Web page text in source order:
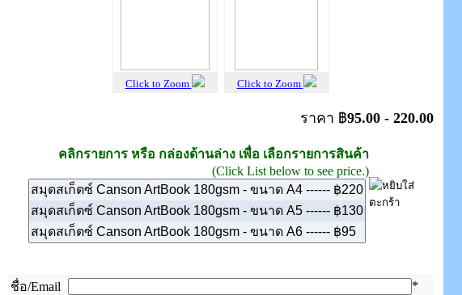
Click to Zoom Click to Zoom
ราคา ฿95.00 - 220.00
คลิกรายการ หรือ กล่องด้านล่าง เพื่อ เลือกรายการสินค้า
(Click List below to see price.)
ชื่อ/Email
*